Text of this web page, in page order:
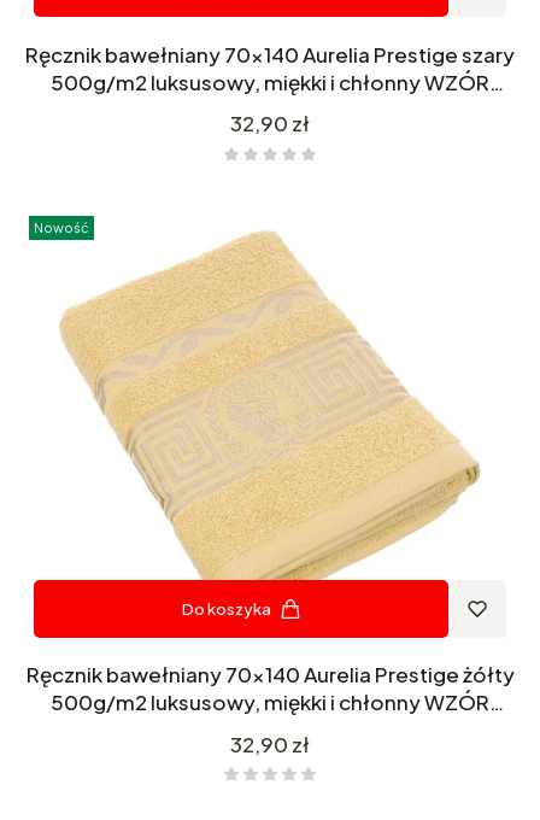
Ręcznik bawełniany 70x140 Aurelia Prestige szary
500g/m2 luksusowy, miękki i chłonny WZÓR
GRECKI
Cena
32,90 zł
Nowość
Do koszyka
Ręcznik bawełniany 70x140 Aurelia Prestige żółty
500g/m2 luksusowy, miękki i chłonny WZÓR
Cena
32,90 zł